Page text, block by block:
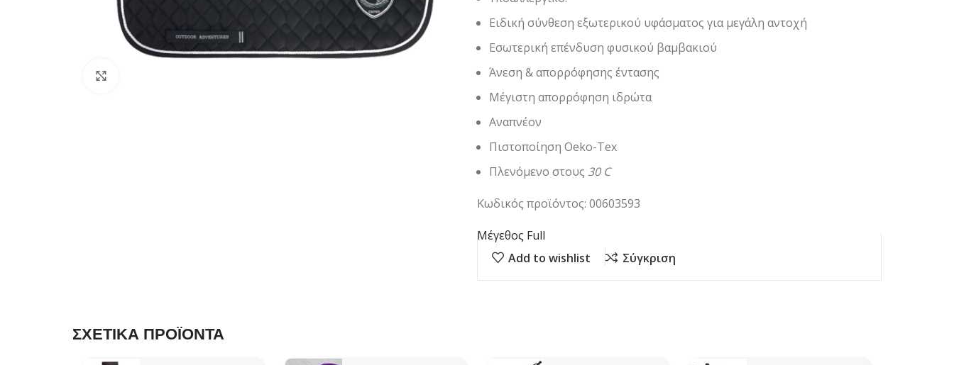
Ειδική σύνθεση εξωτερικού υφάσματος για μεγάλη αντοχή
Εσωτερική επένδυση φυσικού βαμβακιού
Άνεση & απορρόφησης έντασης
Μέγιστη απορρόφηση ιδρώτα
Αναπνέον
Πιστοποίηση Oeko-Tex
Πλενόμενο στους 30 C
Κωδικός προϊόντος: 00603593
Μέγεθος Full
Add to wishlist
Σύγκριση
ΣΧΕΤΙΚΑ ΠΡΟΪΟΝΤΑ